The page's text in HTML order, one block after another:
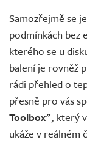
Samozřejmě se
podmínkách bez
kterého se u
balení je rovněž
rádi přehled o
přesně pro vás
Toolbox", který
ukáže v reálném